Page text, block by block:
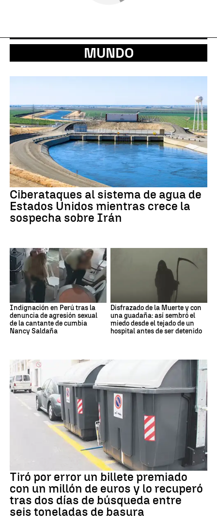
MUNDO
Ciberataques al sistema de agua de
Estados Unidos mientras crece la
sospecha sobre Irán
Indignación en Perú tras la
denuncia de agresión sexual
de la cantante de cumbia
Nancy Saldaña
Disfrazado de la Muerte y con
una guadaña: así sembró el
miedo desde el tejado de un
hospital antes de ser detenido
Tiró por error un billete premiado
con un millón de euros y lo recuperó
tras dos días de búsqueda entre
seis toneladas de basura